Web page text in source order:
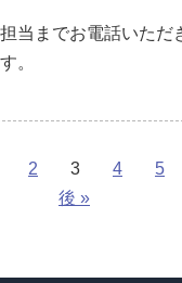
当までお電話いただ
。
2 3 4 5
後 »